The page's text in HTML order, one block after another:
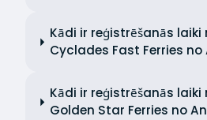
Kādi ir reģistrēšanās
Cyclades Fast Ferries no
Kādi ir reģistrēšanās
Golden Star Ferries no